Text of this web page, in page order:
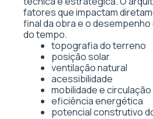
fatores que impactam
final da obra e o desempenho
do tempo.
topografia do terreno
posição solar
ventilação natural
acessibilidade
mobilidade e circulação
eficiência energética
potencial construtivo